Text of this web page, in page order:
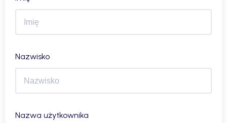
Nazwisko
Nazwa użytkownika